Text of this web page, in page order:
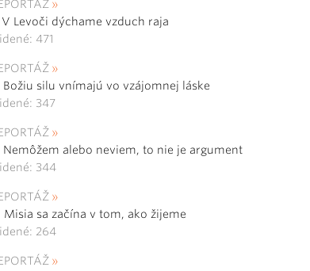
V Levoči dýchame vzduch raja
471
Božiu silu vnímajú vo vzájomnej láske
347
Nemôžem alebo neviem, to nie je argument
344
Misia sa začína v tom, ako žijeme
264